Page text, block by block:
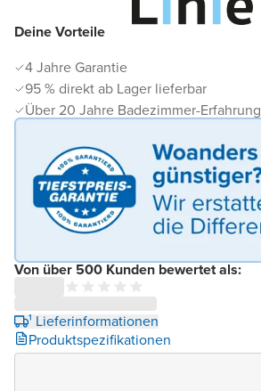
Deine Vorteile
4 Jahre Garantie
95 % direkt ab Lager lieferbar
Über 20 Jahre Badezimmer-Erfahrung
Von über 500 Kunden bewertet als:
¹ Lieferinformationen
Produktspezifikationen